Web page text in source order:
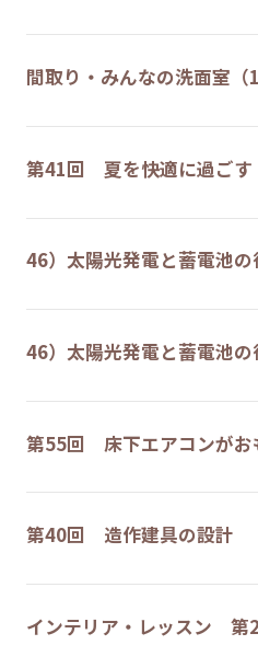
間取り・みんなの洗面室
第41回 夏を快適に過ご
46）太陽光発電と蓄電池
46）太陽光発電と蓄電池
第55回 床下エアコンが
第40回 造作建具の設計
インテリア・レッスン 第